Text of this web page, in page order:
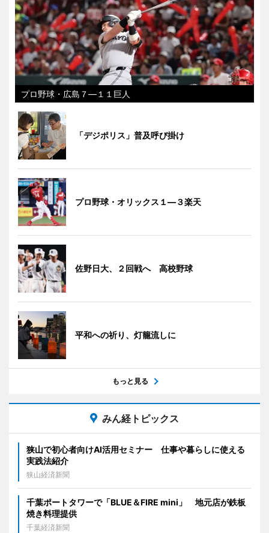
プロ野球・広島７―１１巨人
「デジポリス」普及呼び掛け
プロ野球・オリックス１―３楽天
佐野日大、２回戦へ 高校野球
平和への祈り、灯籠流しに
もっと見る
みん経トピックス
狭山で初心者向けAI活用セミナー 仕事や暮らしに使える
実践法紹介
狭山経済新聞
千葉ポートタワーで「BLUE＆FIRE mini」 地元店が鉄板
焼き料理提供
千葉経済新聞